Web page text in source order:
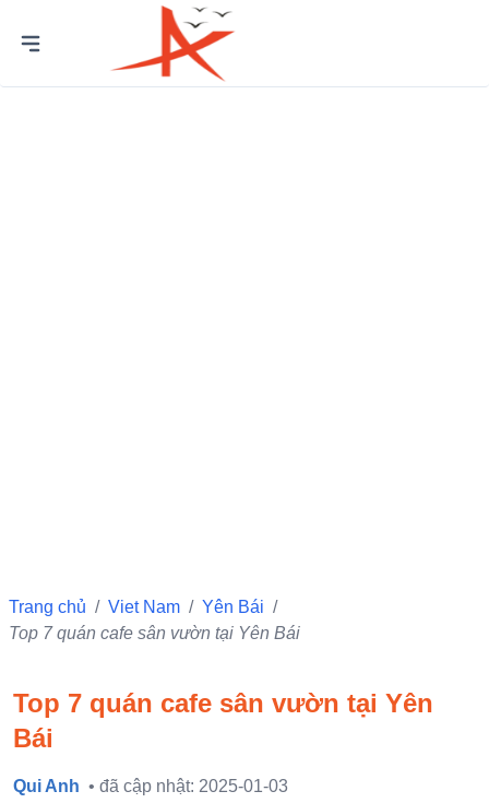
Trang chủ / Viet Nam / Yên Bái /
Top 7 quán cafe sân vườn tại Yên Bái
Top 7 quán cafe sân vườn tại Yên
Bái
Qui Anh • đã cập nhật: 2025-01-03